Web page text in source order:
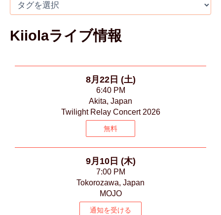
Kiiolaライブ情報
8月22日 (土)
6:40 PM
Akita, Japan
Twilight Relay Concert 2026
無料
9月10日 (木)
7:00 PM
Tokorozawa, Japan
MOJO
通知を受ける